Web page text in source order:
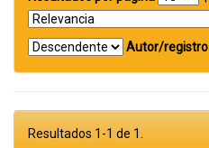
Autor/registro
Resultados 1-1 de 1.